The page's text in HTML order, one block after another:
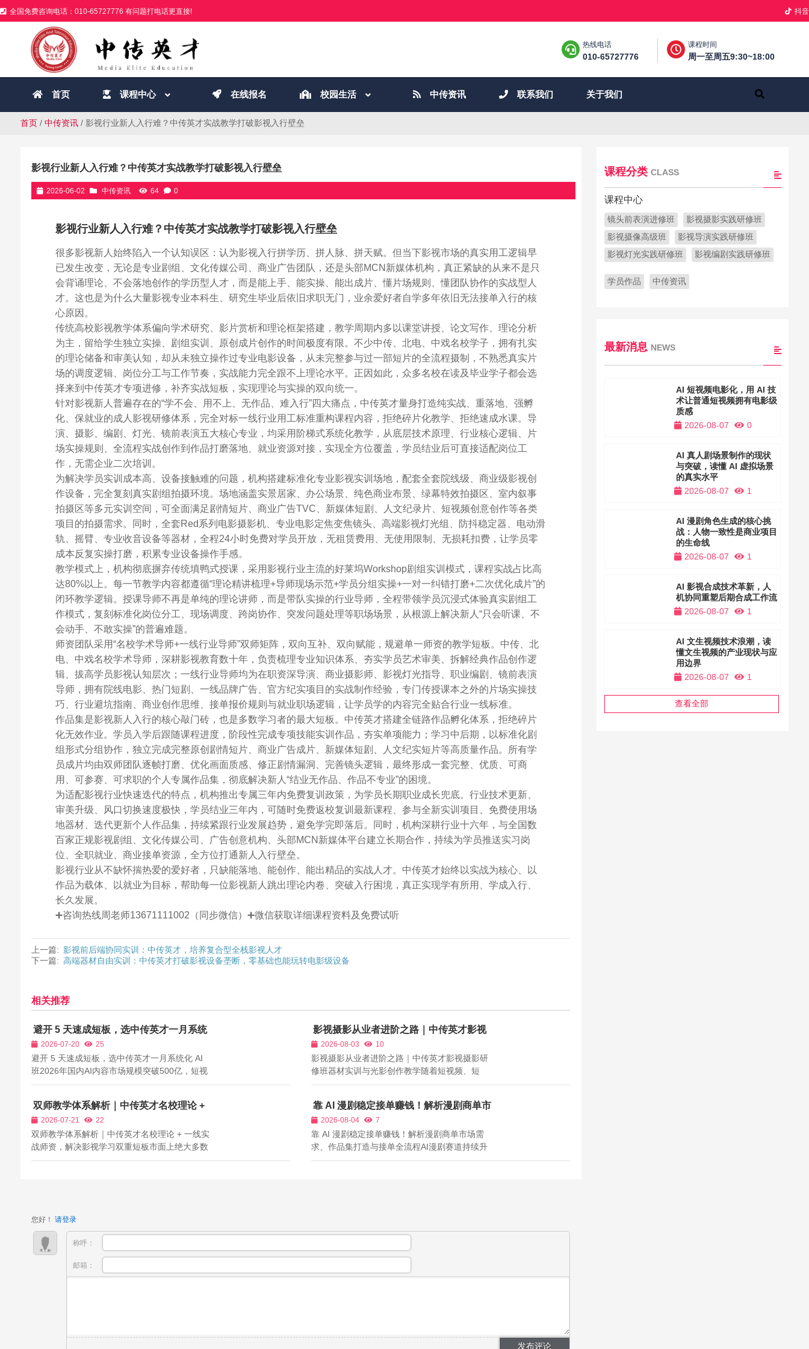
全国免费咨询电话：010-65727776 有问题打电话更直接! 抖音
热线电话
010-65727776
课程时间
周一至周五9:30~18:00
首页 课程中心 在线报名 校园生活 中传资讯 联系我们 关于我们
首页/ 中传资讯/ 影视行业新人入行难？中传英才实战教学打破影视入行壁垒
影视行业新人入行难？中传英才实战教学打破影视入行壁垒
2026-06-02 中传资讯 64 0
影视行业新人入行难？中传英才实战教学打破影视入行壁垒
很多影视新人始终陷入一个认知误区：认为影视入行拼学历、拼人脉、拼天赋。但当下影视市场的真实用工逻辑早
已发生改变，无论是专业剧组、文化传媒公司、商业广告团队，还是头部MCN新媒体机构，真正紧缺的从来不是只
会背诵理论、不会落地创作的学历型人才，而是能上手、能实操、能出成片、懂片场规则、懂团队协作的实战型人
才。这也是为什么大量影视专业本科生、研究生毕业后依旧求职无门，业余爱好者自学多年依旧无法接单入行的核
心原因。
传统高校影视教学体系偏向学术研究、影片赏析和理论框架搭建，教学周期内多以课堂讲授、论文写作、理论分析
为主，留给学生独立实操、剧组实训、原创成片创作的时间极度有限。不少中传、北电、中戏名校学子，拥有扎实
的理论储备和审美认知，却从未独立操作过专业电影设备，从未完整参与过一部短片的全流程摄制，不熟悉真实片
场的调度逻辑、岗位分工与工作节奏，实战能力完全跟不上理论水平。正因如此，众多名校在读及毕业学子都会选
择来到中传英才专项进修，补齐实战短板，实现理论与实操的双向统一。
针对影视新人普遍存在的“学不会、用不上、无作品、难入行”四大痛点，中传英才量身打造纯实战、重落地、强孵
化、保就业的成人影视研修体系，完全对标一线行业用工标准重构课程内容，拒绝碎片化教学、拒绝速成水课。导
演、摄影、编剧、灯光、镜前表演五大核心专业，均采用阶梯式系统化教学，从底层技术原理、行业核心逻辑、片
场实操规则、全流程实战创作到作品打磨落地、就业资源对接，实现全方位覆盖，学员结业后可直接适配岗位工
作，无需企业二次培训。
为解决学员实训成本高、设备接触难的问题，机构搭建标准化专业影视实训场地，配套全套院线级、商业级影视创
作设备，完全复刻真实剧组拍摄环境。场地涵盖实景居家、办公场景、纯色商业布景、绿幕特效拍摄区、室内叙事
拍摄区等多元实训空间，可全面满足剧情短片、商业广告TVC、新媒体短剧、人文纪录片、短视频创意创作等各类
项目的拍摄需求。同时，全套Red系列电影摄影机、专业电影定焦变焦镜头、高端影视灯光组、防抖稳定器、电动滑
轨、摇臂、专业收音设备等器材，全程24小时免费对学员开放，无租赁费用、无使用限制、无损耗扣费，让学员零
成本反复实操打磨，积累专业设备操作手感。
教学模式上，机构彻底摒弃传统填鸭式授课，采用影视行业主流的好莱坞Workshop剧组实训模式，课程实战占比高
达80%以上。每一节教学内容都遵循“理论精讲梳理+导师现场示范+学员分组实操+一对一纠错打磨+二次优化成片”的
闭环教学逻辑。授课导师不再是单纯的理论讲师，而是带队实操的行业导师，全程带领学员沉浸式体验真实剧组工
作模式，复刻标准化岗位分工、现场调度、跨岗协作、突发问题处理等职场场景，从根源上解决新人“只会听课、不
会动手、不敢实操”的普遍难题。
师资团队采用“名校学术导师+一线行业导师”双师矩阵，双向互补、双向赋能，规避单一师资的教学短板。中传、北
电、中戏名校学术导师，深耕影视教育数十年，负责梳理专业知识体系、夯实学员艺术审美、拆解经典作品创作逻
辑、拔高学员影视认知层次；一线行业导师均为在职资深导演、商业摄影师、影视灯光指导、职业编剧、镜前表演
导师，拥有院线电影、热门短剧、一线品牌广告、官方纪实项目的实战制作经验，专门传授课本之外的片场实操技
巧、行业避坑指南、商业创作思维、接单报价规则与就业职场逻辑，让学员学的内容完全贴合行业一线标准。
作品集是影视新人入行的核心敲门砖，也是多数学习者的最大短板。中传英才搭建全链路作品孵化体系，拒绝碎片
化无效作业。学员入学后跟随课程进度，阶段性完成专项技能实训作品，夯实单项能力；学习中后期，以标准化剧
组形式分组协作，独立完成完整原创剧情短片、商业广告成片、新媒体短剧、人文纪实短片等高质量作品。所有学
员成片均由双师团队逐帧打磨、优化画面质感、修正剧情漏洞、完善镜头逻辑，最终形成一套完整、优质、可商
用、可参赛、可求职的个人专属作品集，彻底解决新人“结业无作品、作品不专业”的困境。
为适配影视行业快速迭代的特点，机构推出专属三年内免费复训政策，为学员长期职业成长兜底。行业技术更新、
审美升级、风口切换速度极快，学员结业三年内，可随时免费返校复训最新课程、参与全新实训项目、免费使用场
地器材、迭代更新个人作品集，持续紧跟行业发展趋势，避免学完即落后。同时，机构深耕行业十六年，与全国数
百家正规影视剧组、文化传媒公司、广告创意机构、头部MCN新媒体平台建立长期合作，持续为学员推送实习岗
位、全职就业、商业接单资源，全方位打通新人入行壁垒。
影视行业从不缺怀揣热爱的爱好者，只缺能落地、能创作、能出精品的实战人才。中传英才始终以实战为核心、以
作品为载体、以就业为目标，帮助每一位影视新人跳出理论内卷、突破入行困境，真正实现学有所用、学成入行、
长久发展。
➕咨询热线周老师13671111002（同步微信）➕微信获取详细课程资料及免费试听
上一篇: 影视前后端协同实训：中传英才，培养复合型全栈影视人才
下一篇: 高端器材自由实训：中传英才打破影视设备垄断，零基础也能玩转电影级设备
相关推荐
避开 5 天速成短板，选中传英才一月系统
化 AI 班
2026-07-20 25
避开 5 天速成短板，选中传英才一月系统化 AI
班2026年国内AI内容市场规模突破500亿，短视
频、付费短剧、海外平台每日上新AI内容十万部
品内容占据九成流量与商业订单，绝大多数自
学、短期5天集训从业者扣除算力、时间成本...
影视摄影从业者进阶之路｜中传英才影视
摄影研修班器材实训与光影创作教学
2026-08-03 10
影视摄影从业者进阶之路｜中传英才影视摄影研
修班器材实训与光影创作教学随着短视频、短
剧、独立电影、商业宣传片市场持续扩张，市场
大量摄影从业者普遍存在明显短板：熟练操作相
机，却不懂叙事性构图；能够完成基础拍摄...
双师教学体系解析｜中传英才名校理论 +
一线实战师资，解决影视学习双重短板
2026-07-21 22
双师教学体系解析｜中传英才名校理论 + 一线实
战师资，解决影视学习双重短板市面上绝大多数
影视培训机构师资结构存在明显短板，分为两类
靠 AI 漫剧稳定接单赚钱！解析漫剧商单市
场需求、作品集打造与接单全流程
2026-08-04 7
靠 AI 漫剧稳定接单赚钱！解析漫剧商单市场需
求、作品集打造与接单全流程AI漫剧赛道持续升
温，催生庞大定制商单市场。短剧MCN机构需要
您好！ 请登录
称呼：
邮箱：
课程分类 CLASS
课程中心
镜头前表演进修班
影视摄影实践研修班
影视摄像高级班
影视导演实践研修班
影视灯光实践研修班
影视编剧实践研修班
学员作品 中传资讯
最新消息 NEWS
AI 短视频电影化，用 AI 技
术让普通短视频拥有电影级
质感
2026-08-07
0
AI 真人剧场景制作的现状
与突破，读懂 AI 虚拟场景
的真实水平
2026-08-07
1
AI 漫剧角色生成的核心挑
战：人物一致性是商业项目
的生命线
2026-08-07
1
AI 影视合成技术革新，人
机协同重塑后期合成工作流
2026-08-07
1
AI 文生视频技术浪潮，读
懂文生视频的产业现状与应
用边界
2026-08-07
1
查看全部